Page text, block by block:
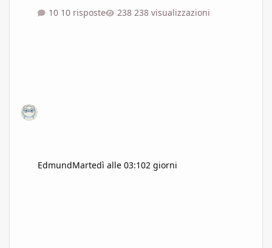
10 risposte
238 visualizzazioni
EdmundMartedì alle 03:102 giorni